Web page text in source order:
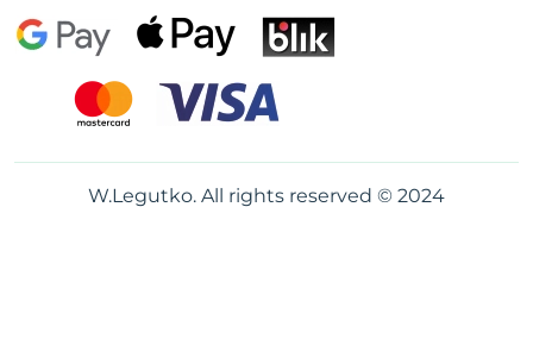
W.Legutko. All rights reserved © 2024